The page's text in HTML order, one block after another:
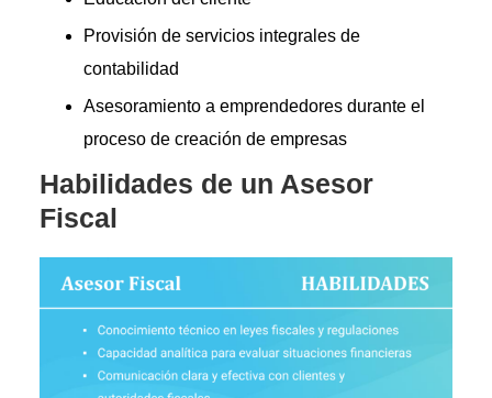
Provisión de servicios integrales de
contabilidad
Asesoramiento a emprendedores durante el
proceso de creación de empresas
Habilidades de un Asesor
Fiscal